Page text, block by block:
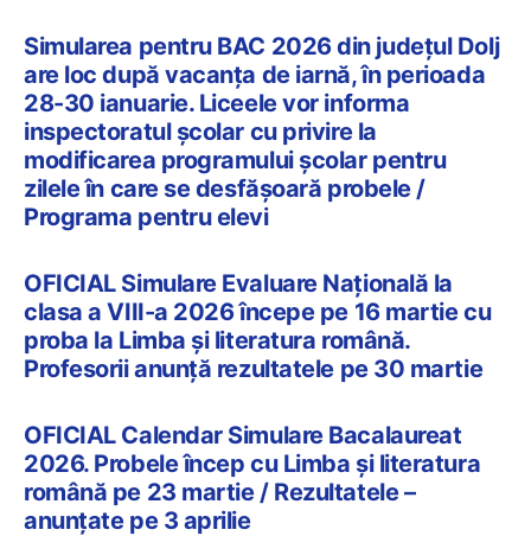
Simularea pentru BAC 2026 din județul Dolj
are loc după vacanța de iarnă, în perioada
28-30 ianuarie. Liceele vor informa
inspectoratul școlar cu privire la
modificarea programului școlar pentru
zilele în care se desfășoară probele /
Programa pentru elevi
OFICIAL Simulare Evaluare Națională la
clasa a VIII-a 2026 începe pe 16 martie cu
proba la Limba și literatura română.
Profesorii anunță rezultatele pe 30 martie
OFICIAL Calendar Simulare Bacalaureat
2026. Probele încep cu Limba și literatura
română pe 23 martie / Rezultatele –
anunțate pe 3 aprilie